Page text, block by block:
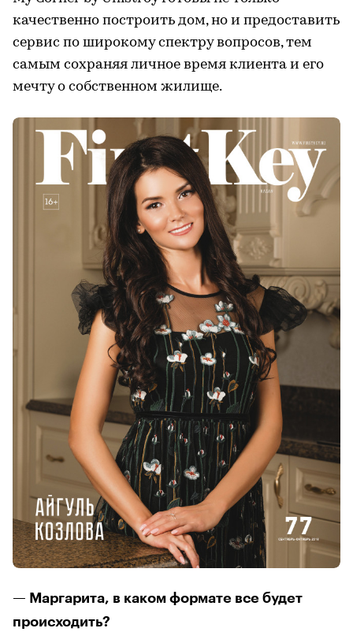
качественно построить дом, но и предоставить
сервис по широкому спектру вопросов, тем
самым сохраняя личное время клиента и его
мечту о собственном жилище.
— Маргарита, в каком формате все будет
происходить?